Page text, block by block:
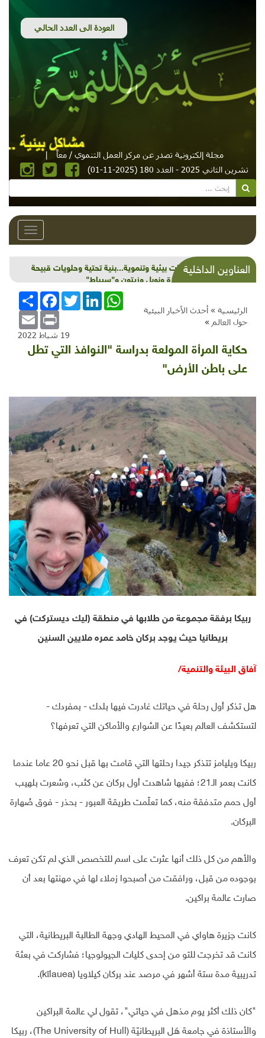
مجلة إلكترونية تصدر عن مركز العمل التنموي / معاً
|
تشرين الثاني 2025 - العدد 180 (2025-11-01)
Toggle
العناوين الداخليةشذرات بيئية وتنموية...بنية تحتية وحلويات قبيحة
وحاكورة ونوبل وزيتون و"سيباط"
الرئيسية » أحدث الأخبار البيئية
حول العالم »
انشر
FacebookTwitterLinkedInWhatsApp
Email Print
19 شباط 2022
حكاية المرأة المولعة بدراسة "النوافذ التي تطل
على باطن الأرض"
ربيكا برفقة مجموعة من طلابها في منطقة (ليك ديستركت) في
بريطانيا حيث يوجد بركان خامد عمره ملايين السنين
آفاق البيئة والتنمية/
هل تذكر أول رحلة في حياتك غادرت فيها بلدك - بمفردك -
لتستكشف العالم بعيدًا عن الشوارع والأماكن التي تعرفها؟
ربيكا ويليامز تتذكر جيدا رحلتها التي قامت بها قبل نحو 20 عاما عندما
كانت بعمر الـ21؛ ففيها شاهدت أول بركان عن كثب، وشعرت بلهيب
أول حمم متدفقة منه، كما تعلّمت طريقة العبور - بحذر - فوق صُهارة
البركان.
والأهم من كل ذلك أنها عثرت على اسم للتخصص الذي لم تكن تعرف
بوجوده من قبل، ورافقت من أصبحوا زملاء لها في مهنتها بعد أن
صارت عالمة براكين.
كانت جزيرة هاواي في المحيط الهادي وجهة الطالبة البريطانية، التي
كانت قد تخرجت للتو من إحدى كليات الجيولوجيا؛ فشاركت في بعثة
تدريبية مدة ستة أشهر في مرصد عند بركان كيلاويا (kīlauea).
"كان ذلك أكثر يوم مذهل في حياتي"، تقول لي عالمة البراكين
والأستاذة في جامعة هَل البريطانيّة (The University of Hull)، ربيكا